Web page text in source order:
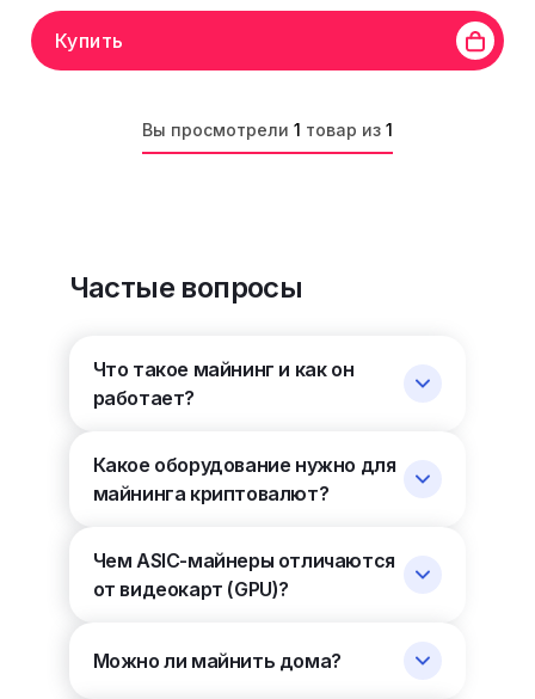
Купить
Вы просмотрели 1 товар из 1
Частые вопросы
Что такое майнинг и как он
работает?
Какое оборудование нужно для
майнинга криптовалют?
Чем ASIC-майнеры отличаются
от видеокарт (GPU)?
Можно ли майнить дома?